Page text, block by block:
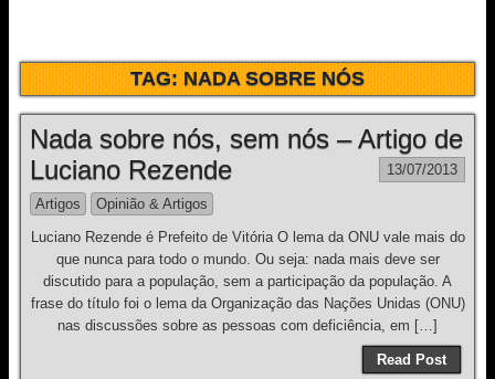
TAG:NADA SOBRE NÓS
Nada sobre nós, sem nós – Artigo de
Luciano Rezende
13/07/2013
Artigos
Opinião & Artigos
Luciano Rezende é Prefeito de Vitória O lema da ONU vale mais do
que nunca para todo o mundo. Ou seja: nada mais deve ser
discutido para a população, sem a participação da população. A
frase do título foi o lema da Organização das Nações Unidas (ONU)
nas discussões sobre as pessoas com deficiência, em […]
Read Post